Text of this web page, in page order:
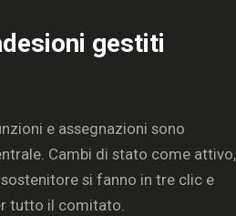
gestiti
e assegnazioni sono
Cambi di stato come attivo,
si fanno in tre clic e
tutto il comitato.